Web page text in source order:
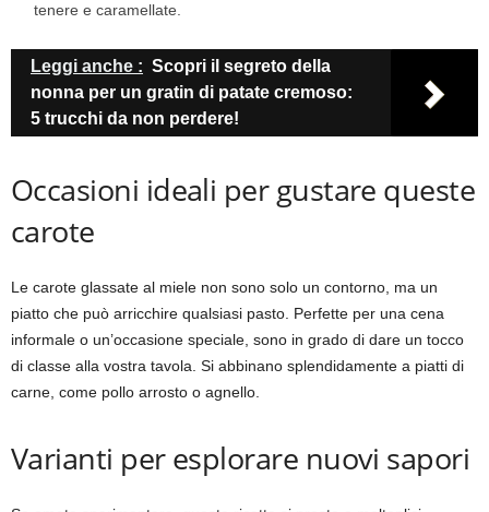
tenere e caramellate.
Leggi anche : Scopri il segreto della
nonna per un gratin di patate cremoso:
5 trucchi da non perdere!
Occasioni ideali per gustare queste
carote
Le carote glassate al miele non sono solo un contorno, ma un
piatto che può arricchire qualsiasi pasto. Perfette per una cena
informale o un’occasione speciale, sono in grado di dare un tocco
di classe alla vostra tavola. Si abbinano splendidamente a piatti di
carne, come pollo arrosto o agnello.
Varianti per esplorare nuovi sapori